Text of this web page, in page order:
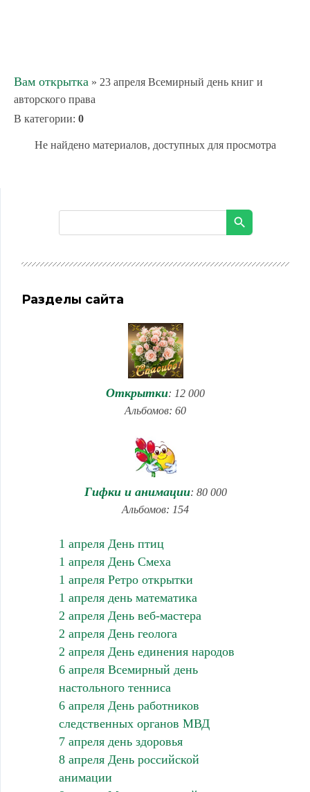
Вам открытка » 23 апреля Всемирный день книг и
авторского права
В категории: 0
Не найдено материалов, доступных для просмотра
Разделы сайта
Открытки: 12 000
Альбомов: 60
Гифки и анимации: 80 000
Альбомов: 154
1 апреля День птиц
1 апреля День Смеха
1 апреля Ретро открытки
1 апреля день математика
2 апреля День веб-мастера
2 апреля День геолога
2 апреля День единения народов
6 апреля Всемирный день
настольного тенниса
6 апреля День работников
следственных органов МВД
7 апреля день здоровья
8 апреля День российской
анимации